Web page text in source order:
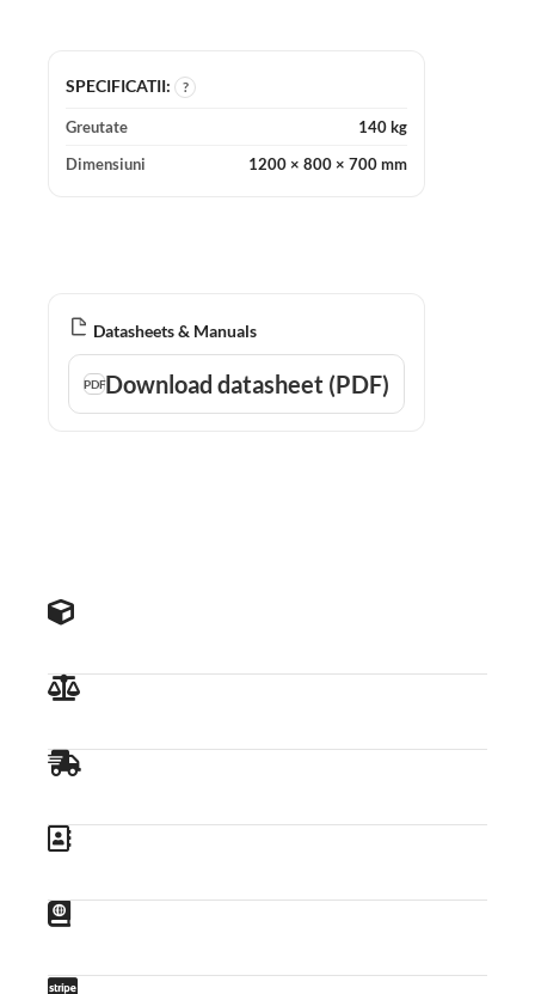
SPECIFICATII: ?
Greutate
140 kg
Dimensiuni
1200 × 800 × 700 mm
Datasheets & Manuals
Download datasheet (PDF)